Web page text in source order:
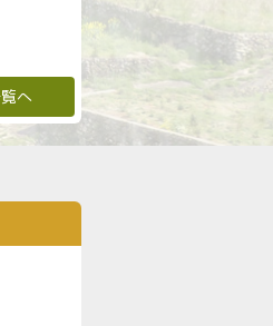
モルック大会を開催します
度川棚町駅伝大会の開催について
ロイベント「Wonder bay
！
９０周年記念事業「川棚を描こう」
へ